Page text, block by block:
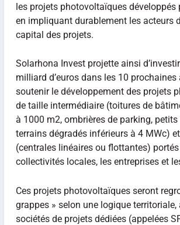
les projets photovoltaïques développés
en impliquant durablement les acteurs
capital des projets.
Solarhona Invest projette ainsi d’investir
milliard d’euros dans les 10 prochaines
soutenir le développement des projets
de taille intermédiaire (toitures de
à 1000 m2, ombrières de parking,
terrains dégradés inférieurs à 4 MWc)
(centrales linéaires ou flottantes)
collectivités locales, les entreprises et
Ces projets photovoltaïques seront
grappes » selon une logique territoriale,
sociétés de projets dédiées (appelées